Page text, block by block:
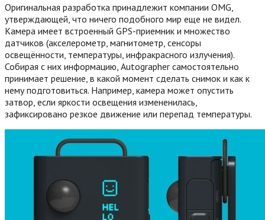
Оригинальная разработка принадлежит компании OMG,
утверждающей, что ничего подобного мир еще не видел.
Камера имеет встроенный GPS-приемник и множество
датчиков (акселерометр, магнитометр, сенсоры
освещённости, температуры, инфракрасного излучения).
Собирая с них информацию, Autographer самостоятельно
принимает решение, в какой момент сделать снимок и как к
нему подготовиться. Например, камера может опустить
затвор, если яркости освещения измененилась,
зафиксировано резкое движение или перепад температуры.